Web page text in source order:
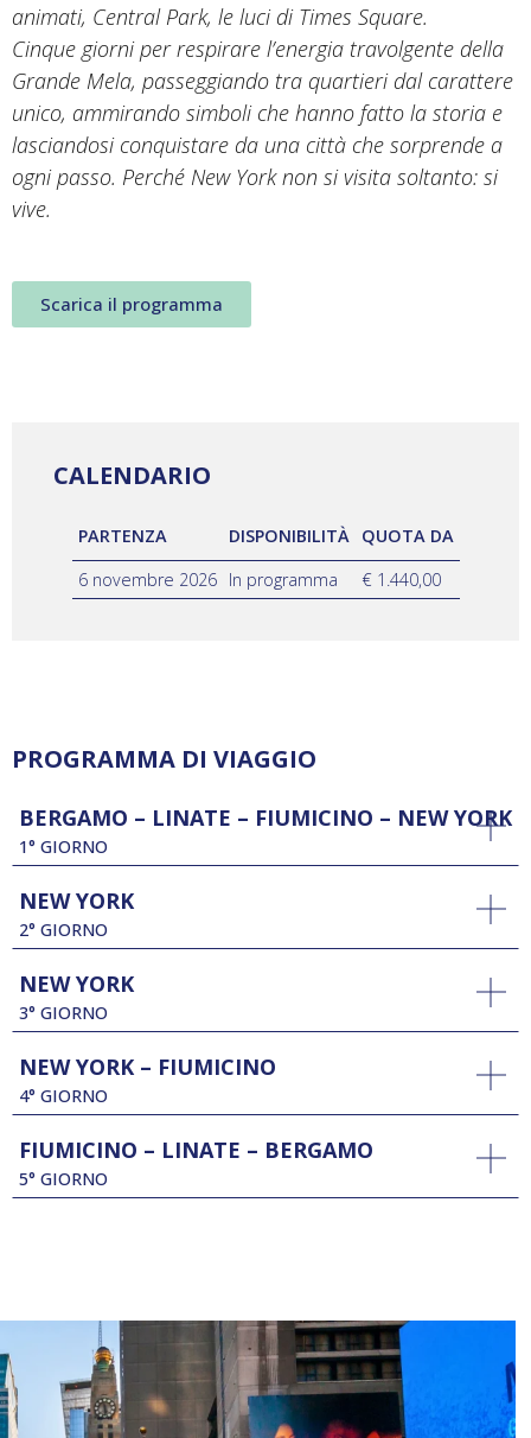
animati, Central Park, le luci di Times Square.
Cinque giorni per respirare l’energia travolgente della
Grande Mela, passeggiando tra quartieri dal carattere
unico, ammirando simboli che hanno fatto la storia e
lasciandosi conquistare da una città che sorprende a
ogni passo. Perché New York non si visita soltanto: si
vive.
Scarica il programma
CALENDARIO
PARTENZA DISPONIBILITÀ
QUOTA DA
6 novembre 2026
In programma € 1.440,00
PROGRAMMA DI VIAGGIO
BERGAMO – LINATE – FIUMICINO – NEW YORK
1° GIORNO
NEW YORK
2° GIORNO
NEW YORK
3° GIORNO
NEW YORK – FIUMICINO
4° GIORNO
FIUMICINO – LINATE – BERGAMO
5° GIORNO